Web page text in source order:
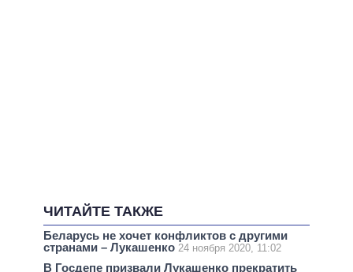
ЧИТАЙТЕ ТАКЖЕ
Беларусь не хочет конфликтов с другими
странами – Лукашенко 24 ноября 2020, 11:02
В Госдепе призвали Лукашенко прекратить